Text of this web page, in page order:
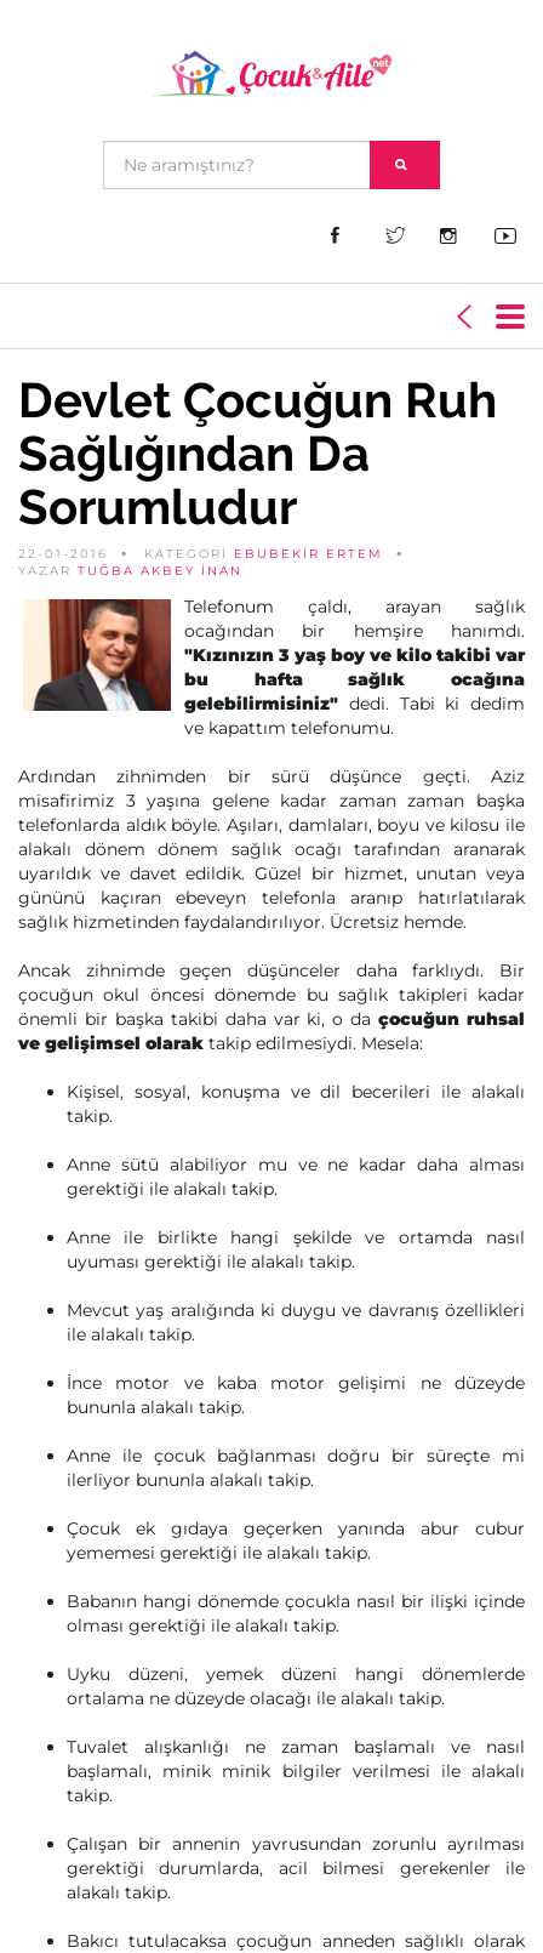
Devlet Çocuğun Ruh
Sağlığından Da
Sorumludur
22-01-2016 KATEGORİ EBUBEKIR ERTEM
YAZAR TUĞBA AKBEY İNAN
Telefonum çaldı, arayan sağlık
ocağından bir hemşire hanımdı.
"Kızınızın 3 yaş boy ve kilo takibi var
bu hafta sağlık ocağına
gelebilirmisiniz" dedi. Tabi ki dedim
ve kapattım telefonumu.
Ardından zihnimden bir sürü düşünce geçti. Aziz
misafirimiz 3 yaşına gelene kadar zaman zaman başka
telefonlarda aldık böyle. Aşıları, damlaları, boyu ve kilosu ile
alakalı dönem dönem sağlık ocağı tarafından aranarak
uyarıldık ve davet edildik. Güzel bir hizmet, unutan veya
gününü kaçıran ebeveyn telefonla aranıp hatırlatılarak
sağlık hizmetinden faydalandırılıyor. Ücretsiz hemde.
Ancak zihnimde geçen düşünceler daha farklıydı. Bir
çocuğun okul öncesi dönemde bu sağlık takipleri kadar
önemli bir başka takibi daha var ki, o daçocuğun ruhsal
ve gelişimsel olarak takip edilmesiydi. Mesela:
Kişisel, sosyal, konuşma ve dil becerileri ile alakalı
takip.
Anne sütü alabiliyor mu ve ne kadar daha alması
gerektiği ile alakalı takip.
Anne ile birlikte hangi şekilde ve ortamda nasıl
uyuması gerektiği ile alakalı takip.
Mevcut yaş aralığında ki duygu ve davranış özellikleri
ile alakalı takip.
İnce motor ve kaba motor gelişimi ne düzeyde
bununla alakalı takip.
Anne ile çocuk bağlanması doğru bir süreçte mi
ilerliyor bununla alakalı takip.
Çocuk ek gıdaya geçerken yanında abur cubur
yememesi gerektiği ile alakalı takip.
Babanın hangi dönemde çocukla nasıl bir ilişki içinde
olması gerektiği ile alakalı takip.
Uyku düzeni, yemek düzeni hangi dönemlerde
ortalama ne düzeyde olacağı ile alakalı takip.
Tuvalet alışkanlığı ne zaman başlamalı ve nasıl
başlamalı, minik minik bilgiler verilmesi ile alakalı
takip.
Çalışan bir annenin yavrusundan zorunlu ayrılması
gerektiği durumlarda, acil bilmesi gerekenler ile
alakalı takip.
Bakıcı tutulacaksa çocuğun anneden sağlıklı olarak